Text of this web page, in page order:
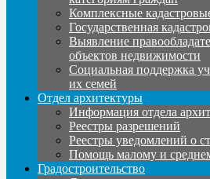
Комплексные
Государственная
Выявление
объектов недвижимости
Социальная поддержка
их семей
Отдел архитектуры
Информация отдела
Реестры разрешений
Реестры уведомлений о
Помощь малому и
Градостроительство